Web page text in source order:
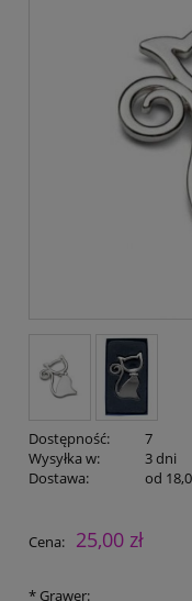
Dostępność:
7
Wysyłka w:
3 dni
Dostawa:
od
Cena nie zawiera
Cena: 25,00 zł
* Grawer: